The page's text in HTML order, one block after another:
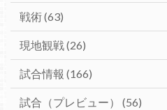
戦術(63)
現地観戦(26)
試合情報 (166)
試合（プレビュー） (56)